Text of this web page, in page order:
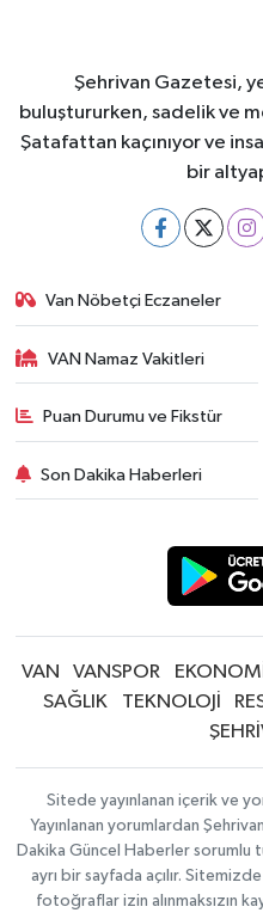
Şehrivan Gazetesi,
buluştururken, sadelik ve
Şatafattan kaçınıyor ve
bir
Van Nöbetçi Eczaneler
VAN Namaz Vakitleri
Puan Durumu ve Fikstür
Son Dakika Haberleri
VAN VANSPOR EKONOMİ
SAĞLIK
TEKNOLOJİ
Sitede yayınlanan içerik ve
Yayınlanan yorumlardan
Dakika Güncel Haberler sorumlu
ayrı bir sayfada açılır.
fotoğraflar izin alınmaksızın